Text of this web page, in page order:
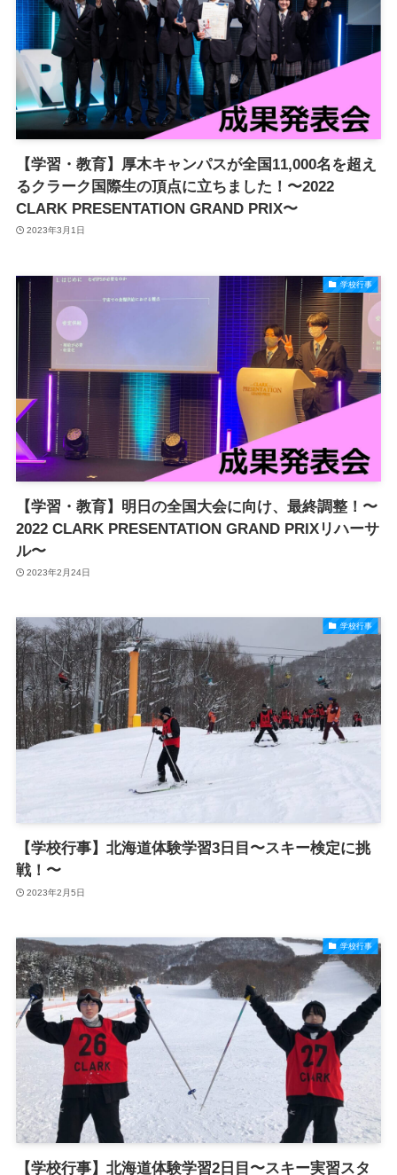
【学習・教育】厚木キャンパスが全国11,000名を超え
るクラーク国際生の頂点に立ちました！〜2022
CLARK PRESENTATION GRAND PRIX〜
2023年3月1日
学校行事
【学習・教育】明日の全国大会に向け、最終調整！〜
2022 CLARK PRESENTATION GRAND PRIXリハーサ
ル〜
2023年2月24日
学校行事
【学校行事】北海道体験学習3日目〜スキー検定に挑
戦！〜
2023年2月5日
学校行事
【学校行事】北海道体験学習2日目〜スキー実習スタ